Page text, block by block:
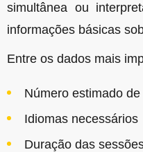
simultânea ou
informações básicas
Entre os dados mais
Número estimado
Idiomas necessários
Duração das